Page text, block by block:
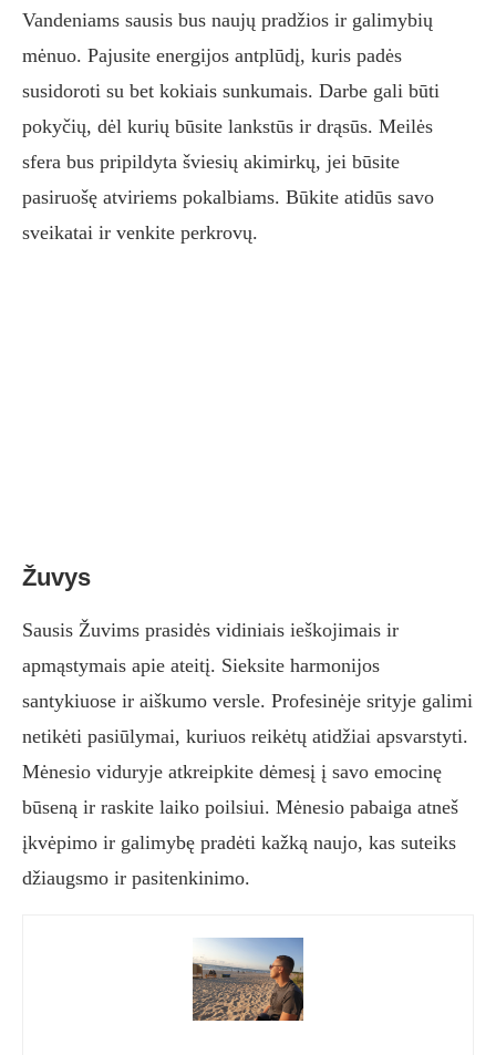
Vandeniams sausis bus naujų pradžios ir galimybių
mėnuo. Pajusite energijos antplūdį, kuris padės
susidoroti su bet kokiais sunkumais. Darbe gali būti
pokyčių, dėl kurių būsite lankstūs ir drąsūs. Meilės
sfera bus pripildyta šviesių akimirkų, jei būsite
pasiruošę atviriems pokalbiams. Būkite atidūs savo
sveikatai ir venkite perkrovų.
Žuvys
Sausis Žuvims prasidės vidiniais ieškojimais ir
apmąstymais apie ateitį. Sieksite harmonijos
santykiuose ir aiškumo versle. Profesinėje srityje galimi
netikėti pasiūlymai, kuriuos reikėtų atidžiai apsvarstyti.
Mėnesio viduryje atkreipkite dėmesį į savo emocinę
būseną ir raskite laiko poilsiui. Mėnesio pabaiga atneš
įkvėpimo ir galimybę pradėti kažką naujo, kas suteiks
džiaugsmo ir pasitenkinimo.